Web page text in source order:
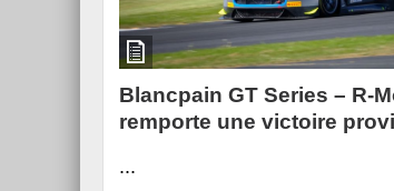
Blancpain GT Series – R-
remporte une victoire
...